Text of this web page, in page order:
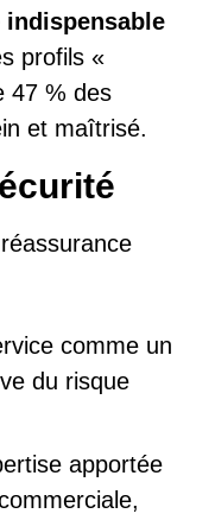
indispensable
profils «
47 % des
et maîtrisé.
comme un
du risque
apportée